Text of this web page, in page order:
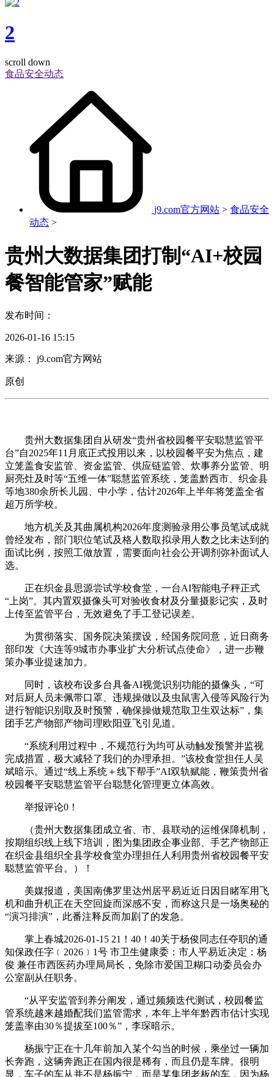
2
scroll down
食品安全动态
j9.com官方网站 > 食品安全
动态 >
贵州大数据集团打制“AI+校园
餐智能管家”赋能
发布时间：
2026-01-16 15:15
来源： j9.com官方网站
原创
贵州大数据集团自从研发“贵州省校园餐平安聪慧监管平
台”自2025年11月底正式投用以来，以校园餐平安为焦点，建
立笼盖食安监管、资金监管、供应链监管、炊事养分监管、明
厨亮灶及时等“五维一体”聪慧监管系统，笼盖黔西市、织金县
等地380余所长儿园、中小学，估计2026年上半年将笼盖全省
超万所学校。
地方机关及其曲属机构2026年度测验录用公事员笔试成就
曾经发布，部门职位笔试及格人数取拟录用人数之比未达到的
面试比例，按照工做放置，需要面向社会公开调剂弥补面试人
选。
正在织金县思源尝试学校食堂，一台AI智能电子秤正式
“上岗”。其内置双摄像头可对验收食材及分量摄影记实，及时
上传至监管平台，无效避免了手工登记误差。
为贯彻落实、国务院决策摆设，经国务院同意，近日商务
部印发《大连等9城市办事业扩大分析试点使命》，进一步鞭
策办事业提速加力。
同时，该校布设多台具备AI视觉识别功能的摄像头，“可
对后厨人员未佩带口罩、违规操做以及虫鼠害入侵等风险行为
进行智能识别取及时预警，确保操做规范取卫生双达标”，集
团手艺产物部产物司理欧阳亚飞引见道。
“系统利用过程中，不规范行为均可从动触发预警并监视
完成措置，极大减轻了我们的办理承担。”该校食堂担任人吴
斌暗示。通过“线上系统＋线下帮手”AI双轨赋能，鞭策贵州省
校园餐平安聪慧监管平台聪慧化管理更立体高效。
举报评论0！
（贵州大数据集团成立省、市、县联动的运维保障机制，
按期组织线上线下培训，图为集团政企事业部、手艺产物部正
在织金县组织全县学校食堂办理担任人利用贵州省校园餐平安
聪慧监管平台。）！
美媒报道，美国南佛罗里达州居平易近近日因目睹军用飞
机和曲升机正在天空回旋而深感不安，而称这只是一场奥秘的
“演习排演”，此番注释反而加剧了的发急。
掌上春城2026-01-15 21！40！40关于杨俊同志任夺职的通
知保政任字﹝2026﹞1号 市卫生健康委：市人平易近决定：杨
俊 兼任市西医药办理局局长，免除市爱国卫糊口动委员会办
公室副从任职务。
“从平安监管到养分阐发，通过频频迭代测试，校园餐监
管系统越来越婚配我们监管需求，本年上半年黔西市估计实现
笼盖率由30％提拔至100％”，李琛暗示。
杨振宁正在十几年前加入某个勾当的时候，乘坐过一辆加
长奔跑，这辆奔跑正在国内很是稀有，而且仍是车牌。很明
显，车子的车从并不是杨振宁，而是某集团老板的车，因为杨